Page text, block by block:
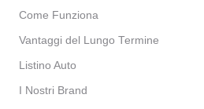
Come Funziona
Vantaggi del Lungo Termine
Listino Auto
I Nostri Brand